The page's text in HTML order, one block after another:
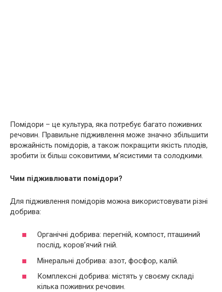
Помідори – це культура, яка потребує багато поживних
речовин. Правильне підживлення може значно збільшити
врожайність помідорів, а також покращити якість плодів,
зробити їх більш соковитими, м’ясистими та солодкими.
Чим підживлювати помідори?
Для підживлення помідорів можна використовувати різні
добрива:
Органічні добрива: перегній, компост, пташиний
послід, коров’ячий гній.
Мінеральні добрива: азот, фосфор, калій.
Комплексні добрива: містять у своєму складі
кілька поживних речовин.